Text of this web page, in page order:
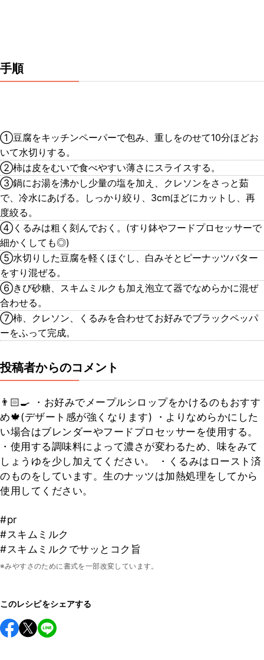
手順
①豆腐をキッチンペーパーで包み、重しをのせて10分ほどお
いて水切りする。
②柿は皮をむいで食べやすい薄さにスライスする。
③鍋にお湯を沸かし少量の塩を加え、クレソンをさっと茹
で、冷水にあげる。しっかり絞り、3cmほどにカットし、再
度絞る。
④くるみは粗く刻んでおく。(すり鉢やフードプロセッサーで
細かくしても◎)
⑤水切りした豆腐を軽くほぐし、白みそとピーナッツバター
をすり混ぜる。
⑥きび砂糖、スキムミルクも加え泡立て器でなめらかに混ぜ
合わせる。
⑦柿、クレソン、くるみを合わせてお好みでブラックペッパ
ーをふって完成。
投稿者からのコメント
👨🏻‍🍳 ・お好みでメープルシロップをかけるのもおすす
め🍁(デザート感が強くなります) ・よりなめらかにした
い場合はブレンダーやフードプロセッサーを使用する。
・使用する調味料によって濃さが変わるため、味をみて
しょうゆを少し加えてください。 ・くるみはロースト済
のものをしています。生のナッツは加熱処理をしてから
使用してください。
#pr
#スキムミルク
#スキムミルクでサッとコク旨
※みやすさのために書式を一部改変しています。
このレシピをシェアする